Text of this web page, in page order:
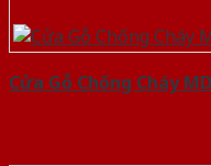
Cửa Gỗ Chống Cháy